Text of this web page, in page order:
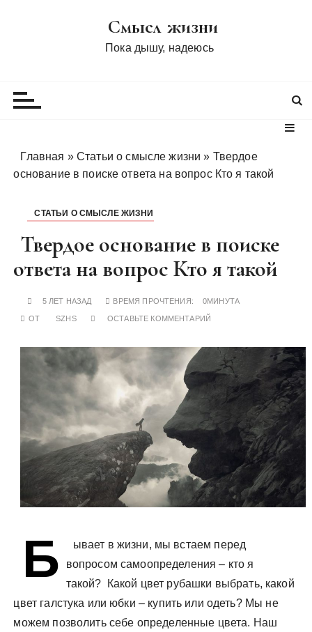
м
Смысл жизни
Пока дышу, надеюсь
Главная » Статьи о смысле жизни » Твердое
основание в поиске ответа на вопрос Кто я такой
СТАТЬИ О СМЫСЛЕ ЖИЗНИ
Твердое основание в поиске
ответа на вопрос Кто я такой
5 ЛЕТ НАЗАД ВРЕМЯ ПРОЧТЕНИЯ: 0МИНУТА
ОТ SZHS ОСТАВЬТЕ КОММЕНТАРИЙ
Б
ывает в жизни, мы встаем перед
вопросом самоопределения – кто я
такой? Какой цвет рубашки выбрать, какой
цвет галстука или юбки – купить или одеть? Мы не
можем позволить себе определенные цвета. Наш